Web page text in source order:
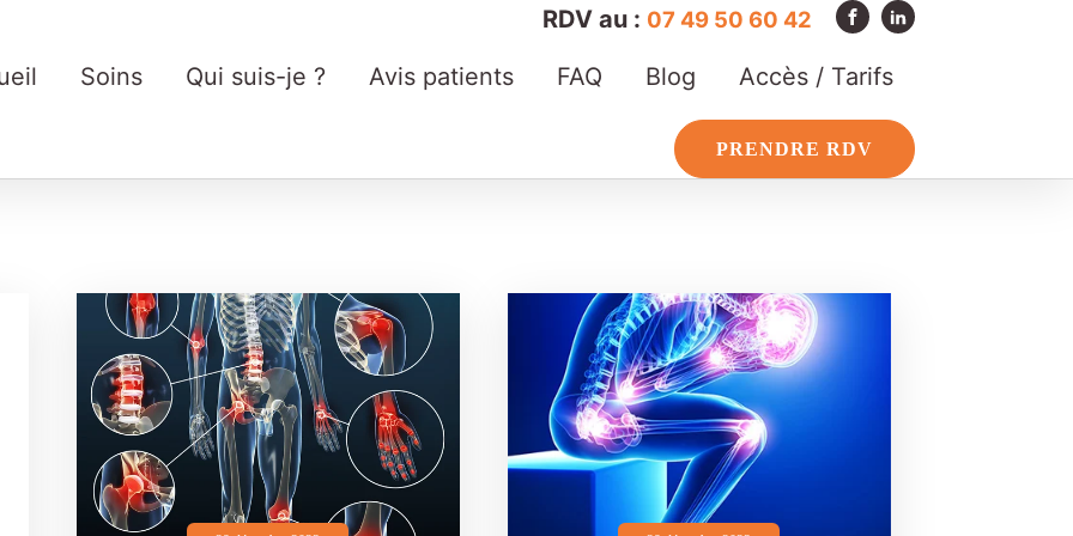
RDV au : 07 49 50 60 42
Soins Qui suis-je ? Avis patients FAQ Blog Accès / Tarifs
PRENDRE RDV